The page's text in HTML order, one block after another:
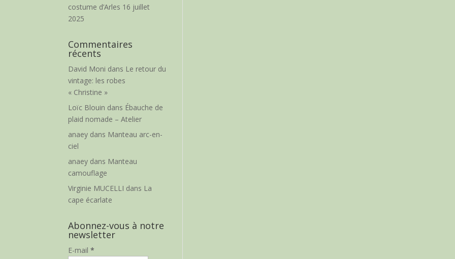
costume d’Arles 16 juillet
2025
Commentaires
récents
David Moni dans Le retour du
vintage: les robes
« Christine »
Loïc Blouin dans Ébauche de
plaid nomade – Atelier
anaey dans Manteau arc-en-
ciel
anaey dans Manteau
camouflage
Virginie MUCELLI dans La
cape écarlate
Abonnez-vous à notre
newsletter
E-mail*